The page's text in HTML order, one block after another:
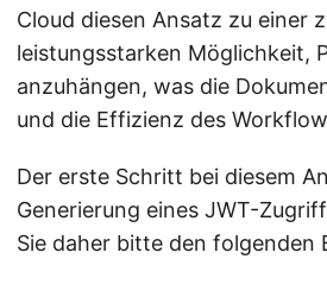
Cloud diesen Ansatz zu einer
leistungsstarken Möglichkeit,
anzuhängen, was die
und die Effizienz des
Der erste Schritt bei diesem
Generierung eines JWT-
Sie daher bitte den folgenden